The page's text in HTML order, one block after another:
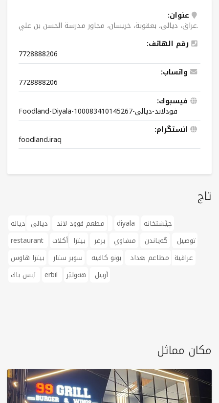
عنوان:
عراق، دیالی، بعقوبة، خريسان، مجاور مدرسة الحسن بن علي.
رقم الهاتف:
7728888206
واتساب:
7728888206
فيسبوك:
Foodland-Diyala-فودلاند-ديالى-100083410145267
انستگرام:
foodland.iraq
تاج
مطعم فوود لاند ديالى diyala
چێشتخانە
restaurant
توصيل گەیاندن مشاوي برغر بيتزا أكلات
عراقية مطاعم بغداد بونو كافيه سوبر ستار
بيتزا هاوس
آيس باك
erbil أربیل هەولێر
مكان مماثل